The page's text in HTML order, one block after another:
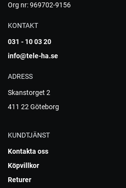
Org nr: 969702-9156
KONTAKT
031 - 10 03 20
info@tele-ha.se
ADRESS
Skanstorget 2
411 22 Göteborg
KUNDTJÄNST
Kontakta oss
Köpvillkor
Returer